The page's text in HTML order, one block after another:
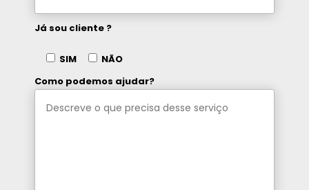
Já sou cliente ?
SIM
NÃO
Como podemos ajudar?